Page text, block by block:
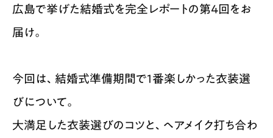
広島で挙げた結婚式を完全レポートの第4回をお
届け。
今回は、結婚式準備期間で1番楽しかった衣装選
びについて。
大満足した衣装選びのコツと、ヘアメイク打ち合わ